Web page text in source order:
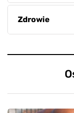
Zdrowie